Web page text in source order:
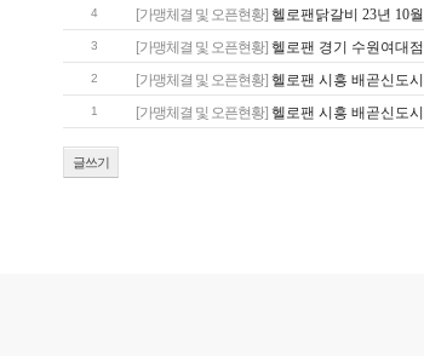
4 [가맹체결 및 오픈현황] 헬로팬닭갈비 23년 10
3 [가맹체결 및 오픈현황] 헬로팬 경기 수원여대
2 [가맹체결 및 오픈현황] 헬로팬 시흥 배곧신도
1 [가맹체결 및 오픈현황] 헬로팬 시흥 배곧신도
글쓰기